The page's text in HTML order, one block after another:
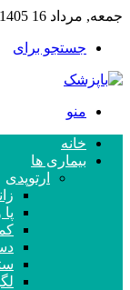
جمعه, مرداد 16 1405
جستجو برای
منو
خانه
بیماری ها
ارتوپدی